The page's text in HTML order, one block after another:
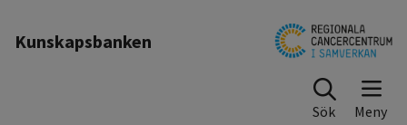
Kunskapsbanken
Sök